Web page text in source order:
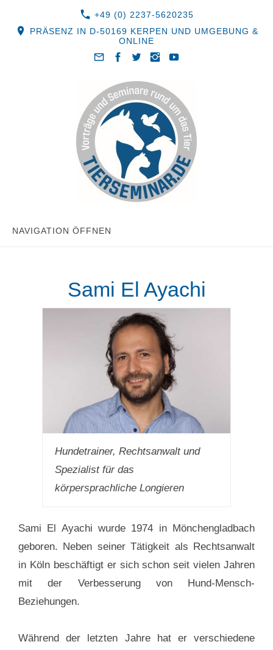
+49 (0) 2237-5620235
PRÄSENZ IN D-50169 KERPEN UND UMGEBUNG &
ONLINE
NAVIGATION ÖFFNEN
Sami El Ayachi
Hundetrainer, Rechtsanwalt und
Spezialist für das
körpersprachliche Longieren
Sami El Ayachi wurde 1974 in Mönchengladbach
geboren. Neben seiner Tätigkeit als Rechtsanwalt
in Köln beschäftigt er sich schon seit vielen Jahren
mit der Verbesserung von Hund-Mensch-
Beziehungen.
Während der letzten Jahre hat er verschiedene